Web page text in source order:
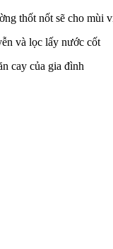
thốt nốt sẽ cho mùi
và lọc lấy nước cốt
cay của gia đình